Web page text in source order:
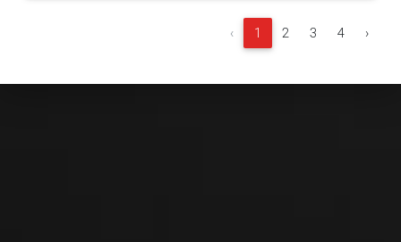
‹ 1 2 3 4 ›